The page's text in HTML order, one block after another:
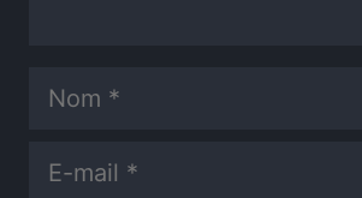
Nom
E-